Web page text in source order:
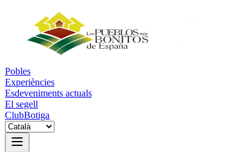
Pobles
Experiències
Esdeveniments actuals
El segell
ClubBotiga